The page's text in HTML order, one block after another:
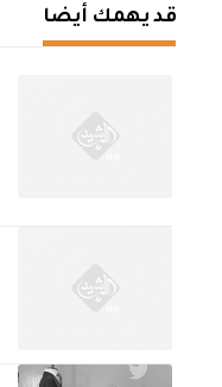
قد يهمك أيضا